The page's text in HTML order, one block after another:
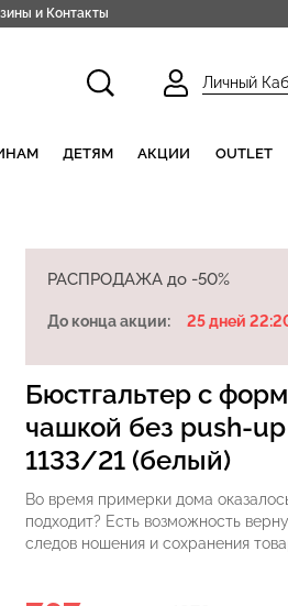
и Контакты
Личный
ДЕТЯМ АКЦИИ OUTLET
РАСПРОДАЖА до -50%
До конца акции: 25 дней
Бюстгальтер с
чашкой без push-
1133/21 (белый)
Во время примерки дома
подходит? Есть возможность
следов ношения и сохранения